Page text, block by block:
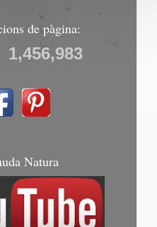
de pàgina:
1,456,983
Natura